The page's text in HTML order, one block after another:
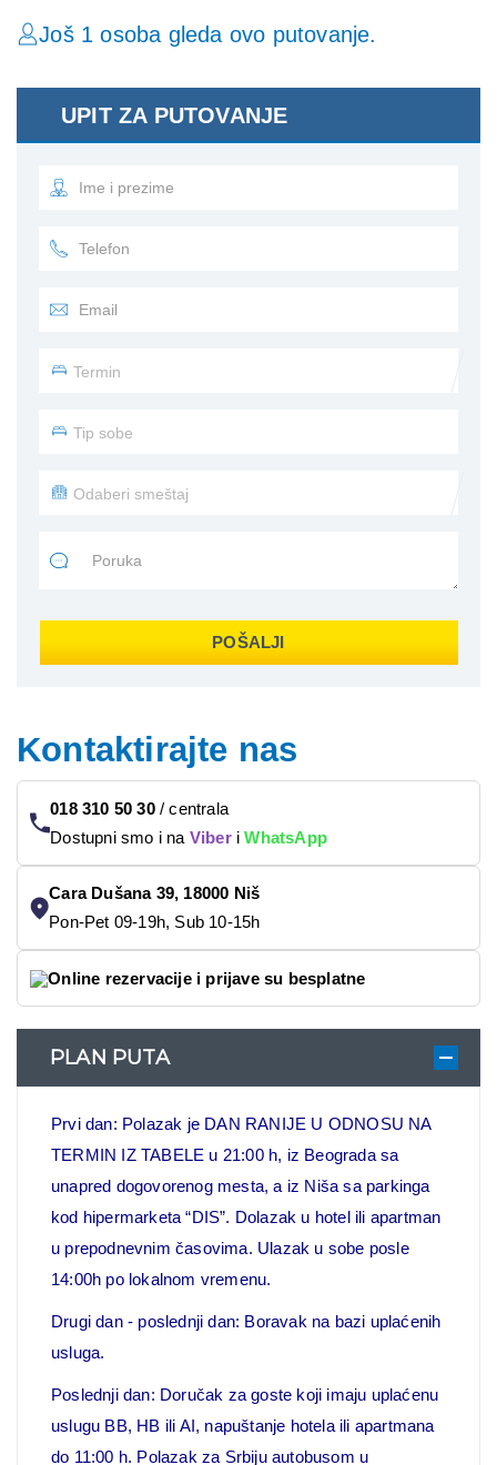
Još 1 osoba gleda ovo putovanje.
UPIT ZA PUTOVANJE
POŠALJI
Kontaktirajte nas
018 310 50 30/centrala
Dostupni smo i na ViberiWhatsApp
Cara Dušana 39, 18000 Niš
Pon-Pet 09-19h, Sub 10-15h
Online rezervacije i prijave su besplatne
PLAN PUTA
Prvi dan: Polazak je DAN RANIJE U ODNOSU NA
TERMIN IZ TABELE u 21:00 h, iz Beograda sa
unapred dogovorenog mesta, a iz Niša sa parkinga
kod hipermarketa “DIS”. Dolazak u hotel ili apartman
u prepodnevnim časovima. Ulazak u sobe posle
14:00h po lokalnom vremenu.
Drugi dan - poslednji dan: Boravak na bazi uplaćenih
usluga.
Poslednji dan: Doručak za goste koji imaju uplaćenu
uslugu BB, HB ili AI, napuštanje hotela ili apartmana
do 11:00 h. Polazak za Srbiju autobusom u